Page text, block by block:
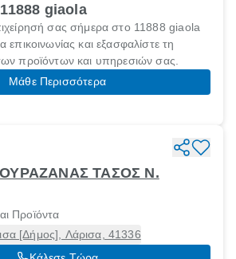
giaola
σας σήμερα στο 11888 giaola
και εξασφαλίστε τη
προϊόντων και υπηρεσιών σας.
Μάθε Περισσότερα
ΤΑΣΟΣ Ν.
Προϊόντα
[Δήμος], Λάρισα, 41336